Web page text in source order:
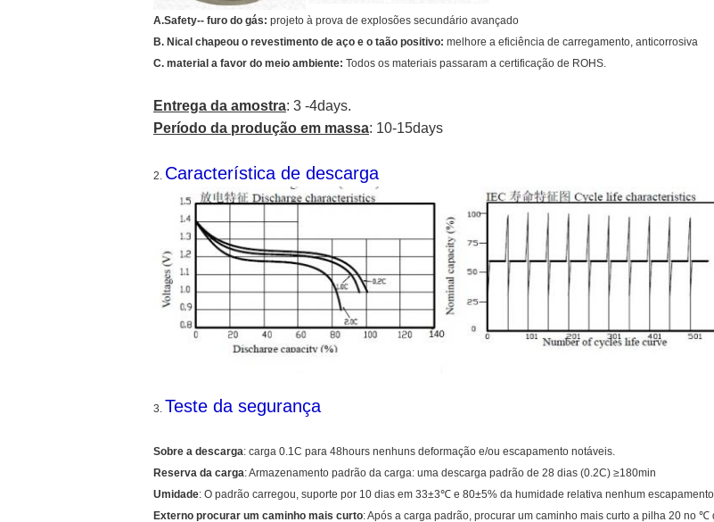
A.Safety-- furo do gás: projeto à prova de explosões secundário avançado
B. Nical chapeou o revestimento de aço e o taão positivo: melhore a eficiência de carregamento, anticorrosiva
C. material a favor do meio ambiente: Todos os materiais passaram a certificação de ROHS.
Entrega da amostra: 3 -4days.
Período da produção em massa: 10-15days
2. Característica de descarga
3. Teste da segurança
Sobre a descarga: carga 0.1C para 48hours nenhuns deformação e/ou escapamento notáveis.
Reserva da carga: Armazenamento padrão da carga: uma descarga padrão de 28 dias (0.2C) ≥180min
Umidade: O padrão carregou, suporte por 10 dias em 33±3℃ e 80±5% da humidade relativa nenhum escapamento
Externo procurar um caminho mais curto: Após a carga padrão, procurar um caminho mais curto a pilha 20 no